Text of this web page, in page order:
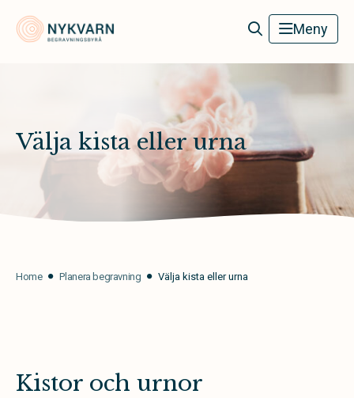
Nykvarn Begravningsbyrå Meny
Välja kista eller urna
Home Planera begravning Välja kista eller urna
Kistor och urnor